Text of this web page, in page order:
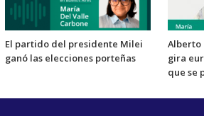
El partido del presidente Milei
ganó las elecciones porteñas
Alberto
gira
que se